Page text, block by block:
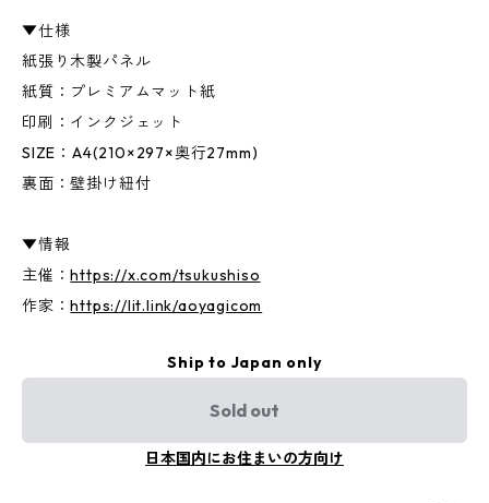
▼仕様
紙張り木製パネル
紙質：プレミアムマット紙
印刷：インクジェット
SIZE：A4(210×297×奥行27mm)
裏面：壁掛け紐付
▼情報
主催：https://x.com/tsukushiso
作家：https://lit.link/aoyagicom
Ship to Japan only
Sold out
日本国内にお住まいの方向け